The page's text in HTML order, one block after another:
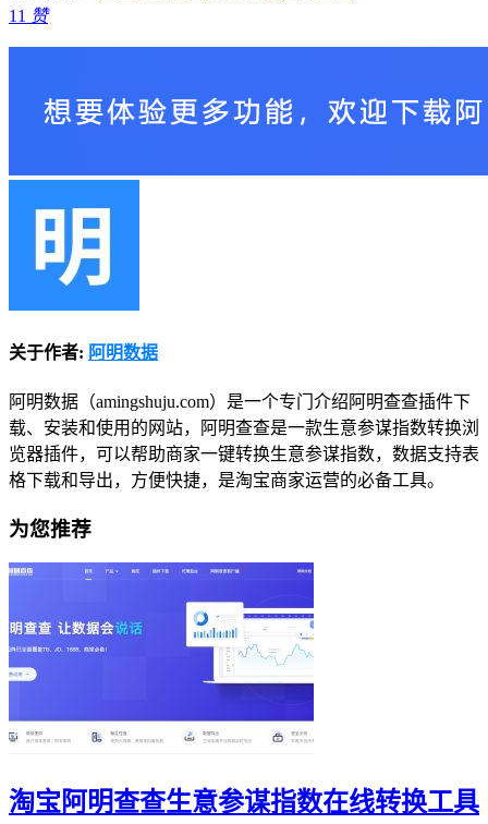
11 赞
关于作者: 阿明数据
阿明数据（amingshuju.com）是一个专门介绍阿明查查插件下
载、安装和使用的网站，阿明查查是一款生意参谋指数转换浏
览器插件，可以帮助商家一键转换生意参谋指数，数据支持表
格下载和导出，方便快捷，是淘宝商家运营的必备工具。
为您推荐
淘宝阿明查查生意参谋指数在线转换工具